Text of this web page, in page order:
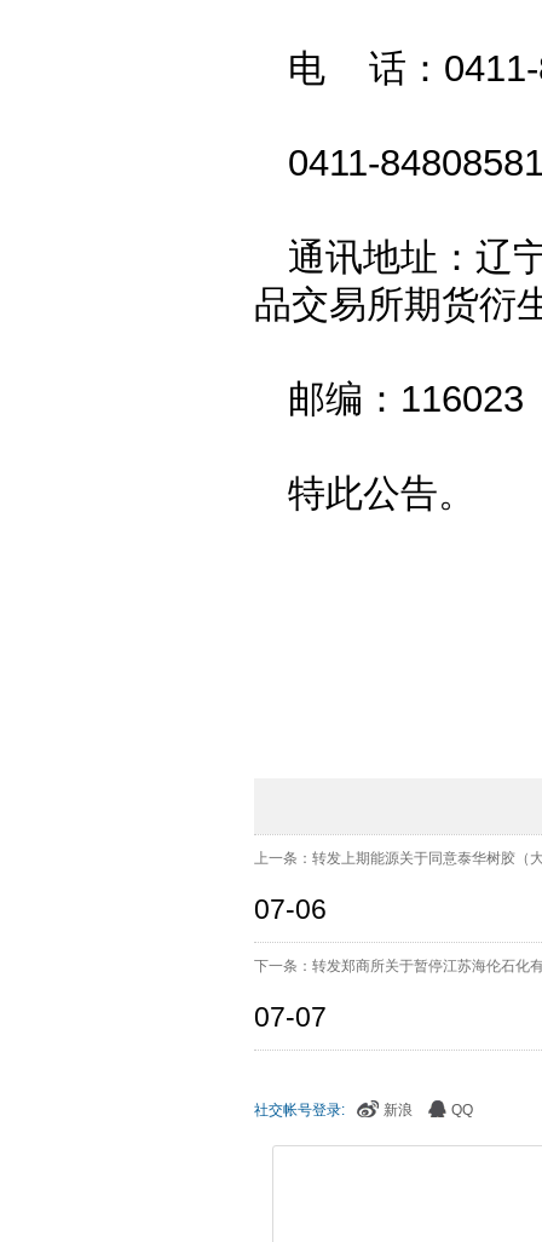
电 话：0411-
0411-
通讯地址：辽
品交易所期货衍
邮编：116023
特此公告。
上一条：转发上期能源关于同意泰华树胶（
07-06
下一条：转发郑商所关于暂停江苏海伦石化
07-07
社交帐号登录: 新浪 QQ